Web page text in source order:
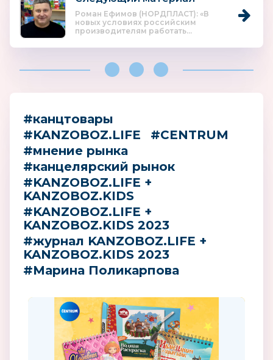
Роман Ефимов (НОРДПЛАСТ): «В
новых условиях российским
производителям работать...
#канцтовары
#KANZOBOZ.LIFE
#CENTRUM
#мнение рынка
#канцелярский рынок
#KANZOBOZ.LIFE +
KANZOBOZ.KIDS
#KANZOBOZ.LIFE +
KANZOBOZ.KIDS 2023
#журнал KANZOBOZ.LIFE +
KANZOBOZ.KIDS 2023
#Марина Поликарпова